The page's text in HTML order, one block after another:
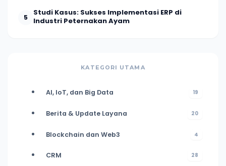
5
Studi Kasus: Sukses Implementasi ERP di
Industri Peternakan Ayam
KATEGORI UTAMA
AI, IoT, dan Big Data 19
Berita & Update Layana 20
Blockchain dan Web3 4
CRM 28